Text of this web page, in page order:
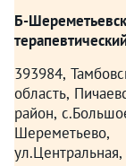
Б-
393984,
область,
район,
Шереметьево,